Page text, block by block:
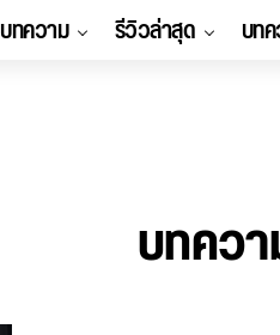
บทความ รีวิวล่าสุด บท
บทคว